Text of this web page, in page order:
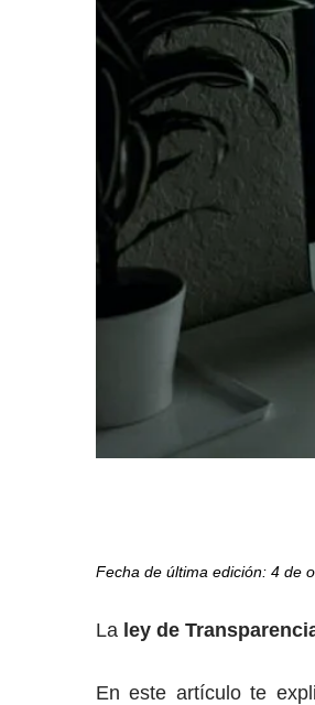
Fecha de última edición: 4 de
La ley de
En este artículo te